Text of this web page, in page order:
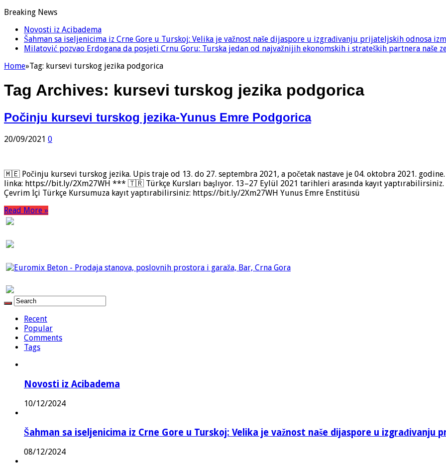
Breaking News
Novosti iz Acibadema
Šahman sa iseljenicima iz Crne Gore u Turskoj: Velika je važnost naše dijaspore u izgrađivanju prijateljskih odnosa
Milatović pozvao Erdogana da posjeti Crnu Goru: Turska jedan od najvažnijih ekonomskih i strateških partnera naše
Home»Tag: kursevi turskog jezika podgorica
Tag Archives: kursevi turskog jezika podgorica
Počinju kursevi turskog jezika-Yunus Emre Podgorica
20/09/2021 0
🇲🇪 Počinju kursevi turskog jezika. Upis traje od 13. do 27. septembra 2021, a početak nastave je 04. oktobra 2021.
linka: https://bit.ly/2Xm27WH *** 🇹🇷 Türkçe Kursları başlıyor. 13–27 Eylül 2021 tarihleri arasında kayıt yaptırabilirsiniz.
Çevrim İçi Türkçe Kursumuza kayıt yaptırabilirsiniz: https://bit.ly/2Xm27WH Yunus Emre Enstitüsü
Read More »
Recent
Popular
Comments
Tags
Novosti iz Acibadema
10/12/2024
Šahman sa iseljenicima iz Crne Gore u Turskoj: Velika je važnost naše dijaspore u izgrađivanju
08/12/2024